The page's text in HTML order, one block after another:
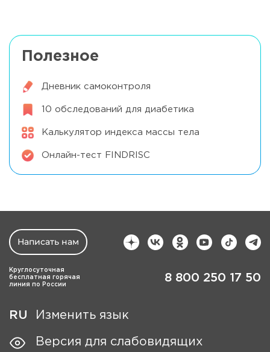
Полезное
Дневник самоконтроля
10 обследований для диабетика
Калькулятор индекса массы тела
Онлайн-тест FINDRISC
Написать нам
Круглосуточная
бесплатная горячая
линия по России
8 800 250 17 50
RU Изменить язык
Версия для слабовидящих